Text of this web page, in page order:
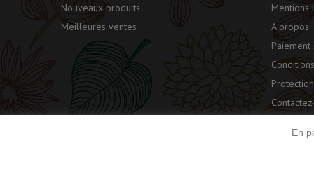
Nouveaux produits
Meilleures ventes
Mentions
A propos
Paiement
En